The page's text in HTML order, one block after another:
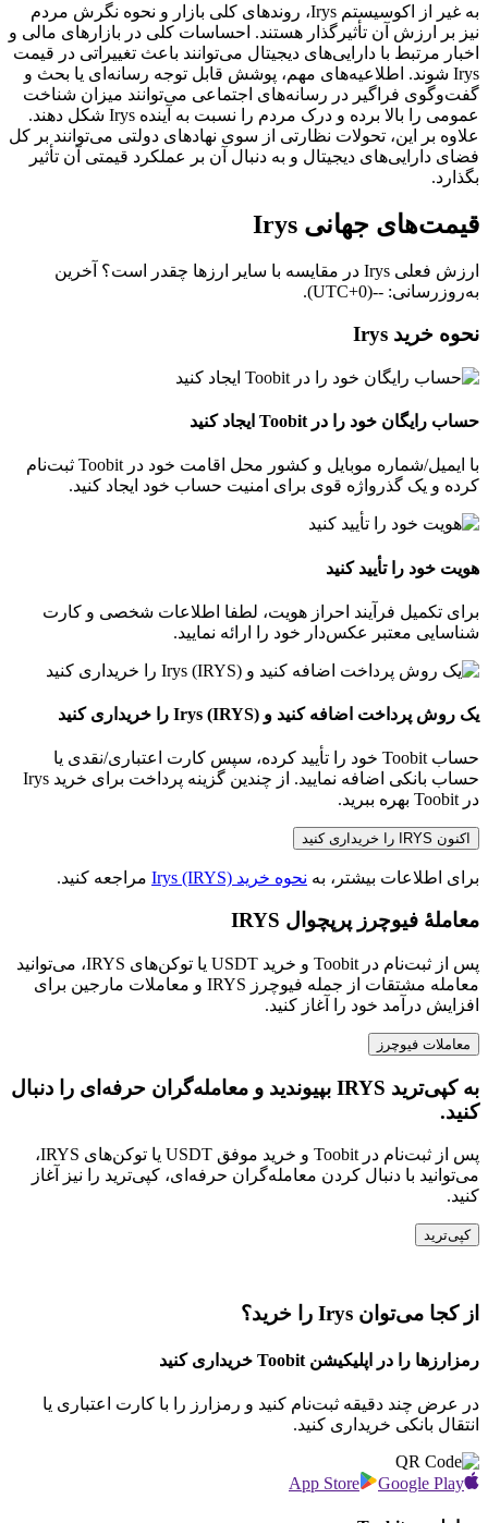
به غیر از اکوسیستم Irys، روندهای کلی بازار و نحوه نگرش مردم
نیز بر ارزش آن تأثیرگذار هستند. احساسات کلی در بازارهای مالی و
اخبار مرتبط با دارایی‌های دیجیتال می‌توانند باعث تغییراتی در قیمت
Irys شوند. اطلاعیه‌های مهم، پوشش قابل توجه رسانه‌ای یا بحث و
گفت‌وگوی فراگیر در رسانه‌های اجتماعی می‌توانند میزان شناخت
عمومی را بالا برده و درک مردم را نسبت به آینده Irys شکل دهند.
علاوه بر این، تحولات نظارتی از سوی نهادهای دولتی می‌توانند بر کل
فضای دارایی‌های دیجیتال و به‌ دنبال آن بر عملکرد قیمتی آن تأثیر
بگذارد.
قیمت‌های جهانی Irys
ارزش فعلی Irys در مقایسه با سایر ارزها چقدر است؟ آخرین
به‌روزرسانی: --(UTC+0).
نحوه خرید Irys
حساب رایگان خود را در Toobit ایجاد کنید
با ایمیل/شماره موبایل و کشور محل اقامت خود در Toobit ثبت‌نام
کرده و یک گذرواژه قوی برای امنیت حساب خود ایجاد کنید.
هویت خود را تأیید کنید
برای تکمیل فرآیند احراز هویت، لطفا اطلاعات شخصی و کارت
شناسایی معتبر عکس‌دار خود را ارائه نمایید.
یک روش پرداخت اضافه کنید و Irys (IRYS) را خریداری کنید
حساب Toobit خود را تأیید کرده، سپس کارت اعتباری/نقدی یا
حساب بانکی اضافه نمایید. از چندین گزینه پرداخت برای خرید Irys
در Toobit بهره ببرید.
اکنون IRYS را خریداری کنید
برای اطلاعات بیشتر، به نحوه خرید Irys (IRYS) مراجعه کنید.
معاملهٔ فیوچرز پرپچوال IRYS
پس از ثبت‌نام در Toobit و خرید USDT یا توکن‌های IRYS، می‌توانید
معامله مشتقات از جمله فیوچرز IRYS و معاملات مارجین برای
افزایش درآمد خود را آغاز کنید.
معاملات فیوچرز
به کپی‌ترید IRYS بپیوندید و معامله‌گران حرفه‌ای را دنبال
کنید.
پس از ثبت‌نام در Toobit و خرید موفق USDT یا توکن‌های IRYS،
می‌توانید با دنبال کردن معامله‌گران حرفه‌ای، کپی‌ترید را نیز آغاز
کنید.
کپی‌ترید
از کجا می‌توان Irys را خرید؟
رمزارزها را در اپلیکیشن Toobit خریداری کنید
در عرض چند دقیقه ثبت‌نام کنید و رمزارز را با کارت اعتباری یا
انتقال بانکی خریداری کنید.
App Store Google Play